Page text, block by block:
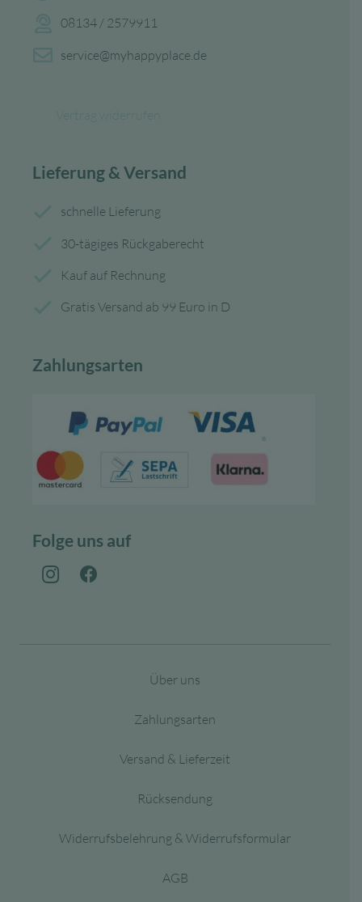
08134 / 2579911
service@myhappyplace.de
Lieferung & Versand
schnelle Lieferung
30-tägiges Rückgaberecht
Kauf auf Rechnung
Gratis Versand ab 99 Euro in D
Zahlungsarten
Folge uns auf
Über uns
Zahlungsarten
Versand & Lieferzeit
Rücksendung
Widerrufsbelehrung & Widerrufsformular
AGB